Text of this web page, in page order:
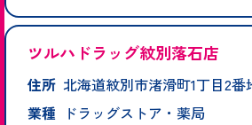
ツルハドラッグ紋別落石店
住所 北海道紋別市渚滑町1丁目2番
業種
ドラッグストア・薬局